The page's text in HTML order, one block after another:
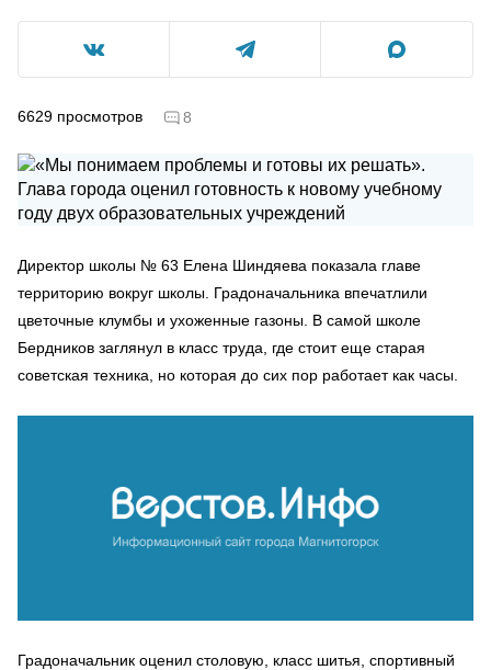
6629 просмотров 8
Директор школы № 63 Елена Шиндяева показала главе
территорию вокруг школы. Градоначальника впечатлили
цветочные клумбы и ухоженные газоны. В самой школе
Бердников заглянул в класс труда, где стоит еще старая
советская техника, но которая до сих пор работает как часы.
Градоначальник оценил столовую, класс шитья, спортивный